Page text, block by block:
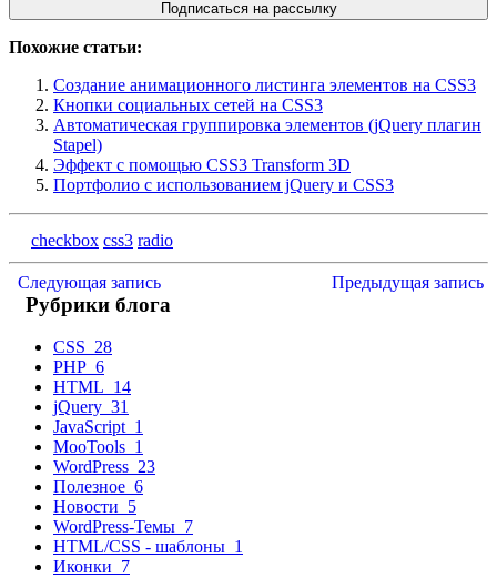
Похожие статьи:
Создание анимационного листинга элементов на CSS3
Кнопки социальных сетей на CSS3
Автоматическая группировка элементов (jQuery плагин
Stapel)
Эффект с помощью CSS3 Transform 3D
Портфолио с использованием jQuery и CSS3
checkbox css3 radio
Следующая запись Предыдущая запись
Рубрики блога
CSS 28
PHP 6
HTML 14
jQuery 31
JavaScript 1
MooTools 1
WordPress 23
Полезное 6
Новости 5
WordPress-Темы 7
HTML/CSS - шаблоны 1
Иконки 7